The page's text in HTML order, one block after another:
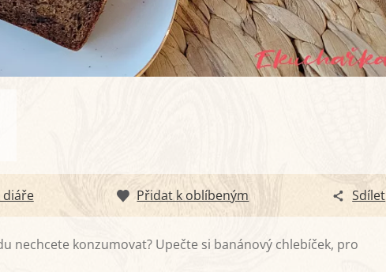
Přidat k oblíbeným Sdílet
nechcete konzumovat? Upečte si banánový chlebíček, pro